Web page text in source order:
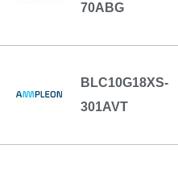
70ABG
BLC10G18XS-
301AVT